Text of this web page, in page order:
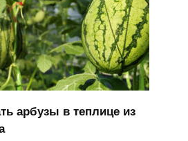
арбузы в теплице из